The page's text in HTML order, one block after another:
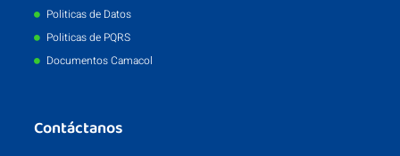
Politicas de Datos
Politicas de PQRS
Documentos Camacol
Contáctanos